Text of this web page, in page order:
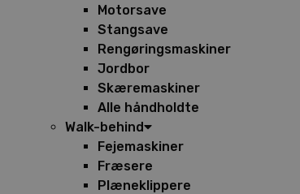
Motorsave
Stangsave
Rengøringsmaskiner
Jordbor
Skæremaskiner
Alle håndholdte
Walk-behind
Fejemaskiner
Fræsere
Plæneklippere